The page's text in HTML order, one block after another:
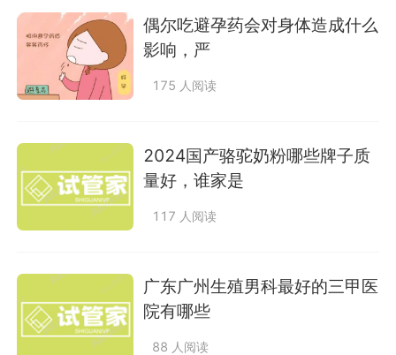
偶尔吃避孕药会对身体造成什么
影响，严
175 人阅读
2024国产骆驼奶粉哪些牌子质
量好，谁家是
117 人阅读
广东广州生殖男科最好的三甲医
院有哪些
88 人阅读